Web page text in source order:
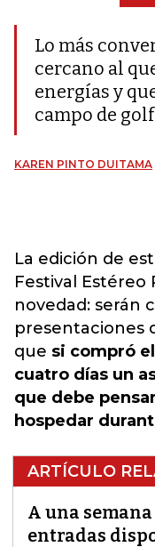
Lo más
cercano al
energías y
campo de
KAREN PINTO DUITAMA
La edición de
Festival Estéreo
novedad: serán
presentaciones
que si compró
cuatro días un
que debe
hospedar
ARTÍCULO
A una
entradas